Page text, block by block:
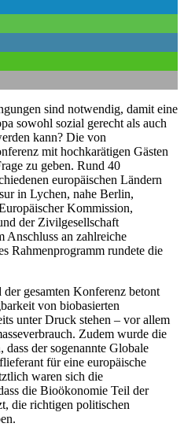
sind notwendig, damit eine
sowohl sozial gerecht als auch
kann? Die von
mit hochkarätigen Gästen
zu geben. Rund 40
europäischen Ländern
in Lychen, nahe Berlin,
Kommission,
der Zivilgesellschaft
Anschluss an zahlreiche
Rahmenprogramm rundete die
gesamten Konferenz betont
von biobasierten
unter Druck stehen – vor allem
Zudem wurde die
dass der sogenannte Globale
für eine europäische
waren sich die
die Bioökonomie Teil der
die richtigen politischen